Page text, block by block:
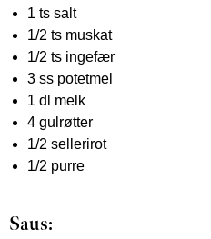
1 ts salt
1/2 ts muskat
1/2 ts ingefær
3 ss potetmel
1 dl melk
4 gulrøtter
1/2 sellerirot
1/2 purre
Saus: